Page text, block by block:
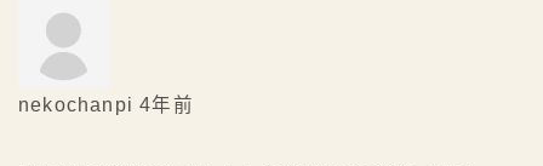
nekochanpi 4年前